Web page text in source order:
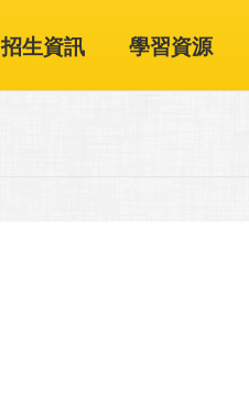
招生資訊 學習資源